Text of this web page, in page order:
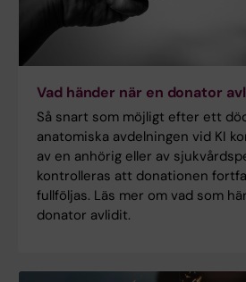
Vad händer när en donator
Så snart som möjligt efter ett
anatomiska avdelningen vid KI
av en anhörig eller av
kontrolleras att donationen
fullföljas. Läs mer om vad som
donator avlidit.